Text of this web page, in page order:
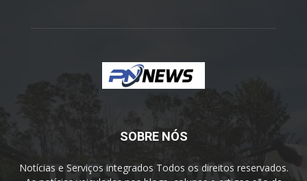
SOBRE NÓS
Notícias e Serviços integrados Todos os direitos reservados.